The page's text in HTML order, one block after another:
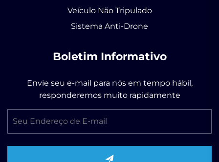
Veículo Não Tripulado
Sistema Anti-Drone
Boletim Informativo
Envie seu e-mail para nós em tempo hábil,
responderemos muito rapidamente